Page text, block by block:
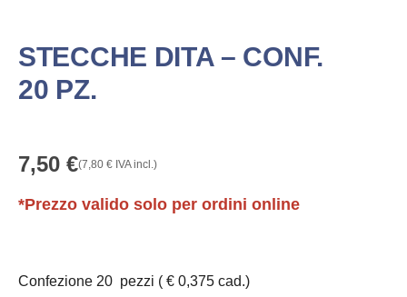
STECCHE DITA – CONF.
20 PZ.
7,50 €(7,80 € IVA incl.)
*Prezzo valido solo per ordini online
Confezione 20 pezzi ( € 0,375 cad.)